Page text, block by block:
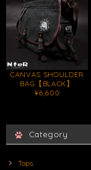
CANVAS SHOULDER
BAG【BLACK】
¥6,600
Category
Tops